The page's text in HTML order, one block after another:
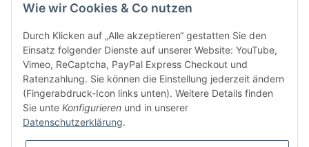
Bitte senden Sie mir entsprechend IhrerDatenschutzerklärung
Wie wir Cookies & Co nutzen
Durch Klicken auf „Alle akzeptieren“ gestatten Sie den
Einsatz folgender Dienste auf unserer Website: YouTube,
Vimeo, ReCaptcha, PayPal Express Checkout und
Ratenzahlung. Sie können die Einstellung jederzeit ändern
(Fingerabdruck-Icon links unten). Weitere Details finden
Sie unte Konfigurieren und in unserer
Datenschutzerklärung.